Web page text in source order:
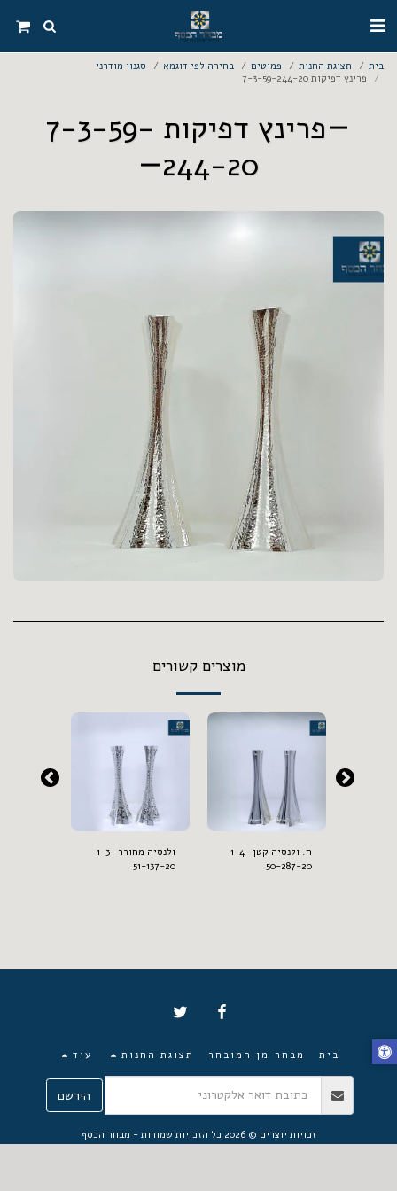
בית תצוגת החנות פמוטים בחירה לפי דוגמא
סגנון מודרני
פרינץ דפיקות 7-3-59-244-20
פרינץ דפיקות 7-3-59-
244-20
מוצרים קשורים
ח. ולנסיה קטן 1-4-
50-287-20
ולנסיה מחורר 1-3-
51-137-20
בית מבחר מן המובחר תצוגת החנות עוד
הירשם
זכויות יוצרים © 2026 כל הזכויות שמורות -
מבחר הכסף